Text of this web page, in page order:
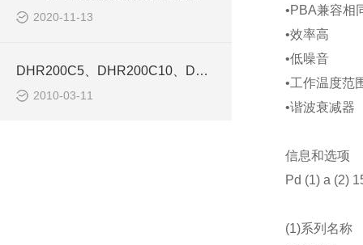
2020-11-13
DHR200C5、DHR200C10、DHR200C420传感器-西安浩南电子科技
2010-03-11
•PBA兼容相
•效率高
•低噪音
•工作温度范
•谐波衰减器
信息和选项
Pd (1) a (2)
(1)系列名称